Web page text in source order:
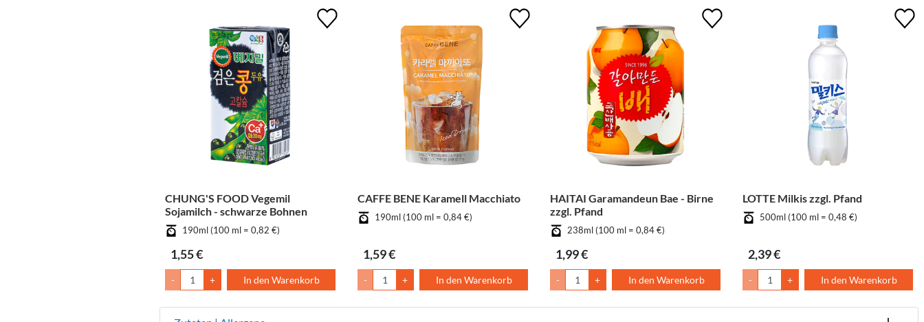
CHUNG'S FOOD Vegemil
Sojamilch - schwarze Bohnen
190ml (100 ml = 0,82 €)
1,55 €
- + In den Warenkorb
CAFFE BENE Karamell Macchiato
190ml (100 ml = 0,84 €)
1,59 €
- + In den Warenkorb
HAITAI Garamandeun Bae - Birne
zzgl. Pfand
238ml (100 ml = 0,84 €)
1,99 €
- + In den Warenkorb
LOTTE Milkis zzgl. Pfand
500ml (100 ml = 0,48 €)
2,39 €
- + In den Warenkorb